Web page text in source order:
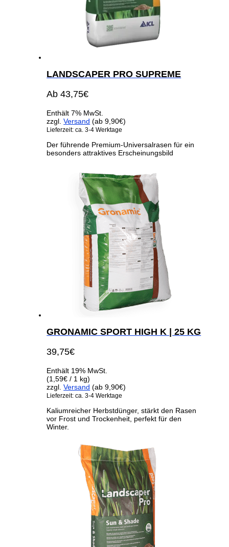
LANDSCAPER PRO SUPREME
Ab 43,75€
Enthält 7% MwSt.
zzgl.Versand (ab 9,90€)
Lieferzeit: ca. 3-4 Werktage
Der führende Premium-Universalrasen für ein
besonders attraktives Erscheinungsbild
GRONAMIC SPORT HIGH K | 25 KG
39,75€
Enthält 19% MwSt.
(1,59€ / 1 kg)
zzgl.Versand (ab 9,90€)
Lieferzeit: ca. 3-4 Werktage
Kaliumreicher Herbstdünger, stärkt den Rasen
vor Frost und Trockenheit, perfekt für den
Winter.